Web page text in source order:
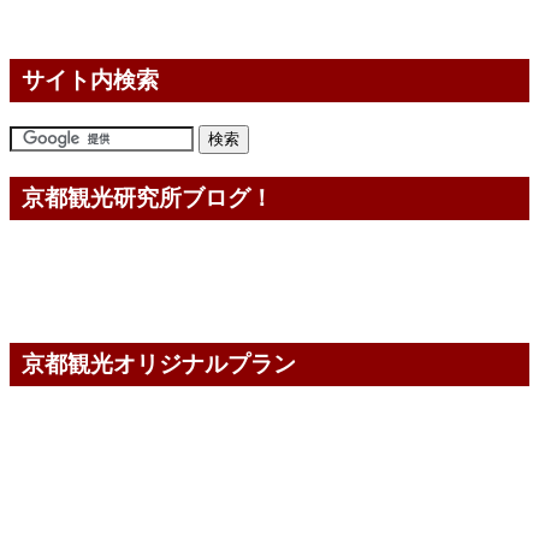
サイト内検索
京都観光研究所ブログ！
京都観光オリジナルプラン